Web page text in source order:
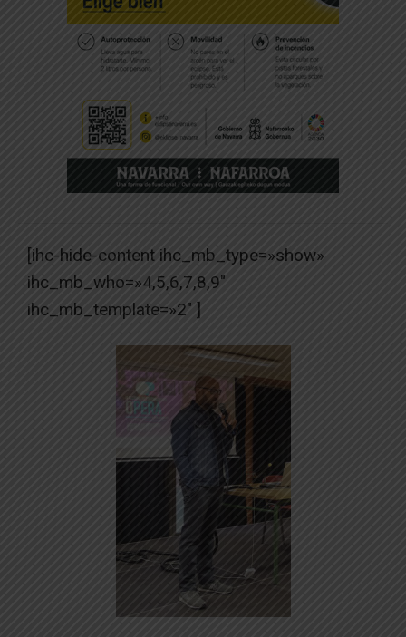
[ihc-hide-content ihc_mb_type=»show»
ihc_mb_who=»4,5,6,7,8,9″
ihc_mb_template=»2″ ]